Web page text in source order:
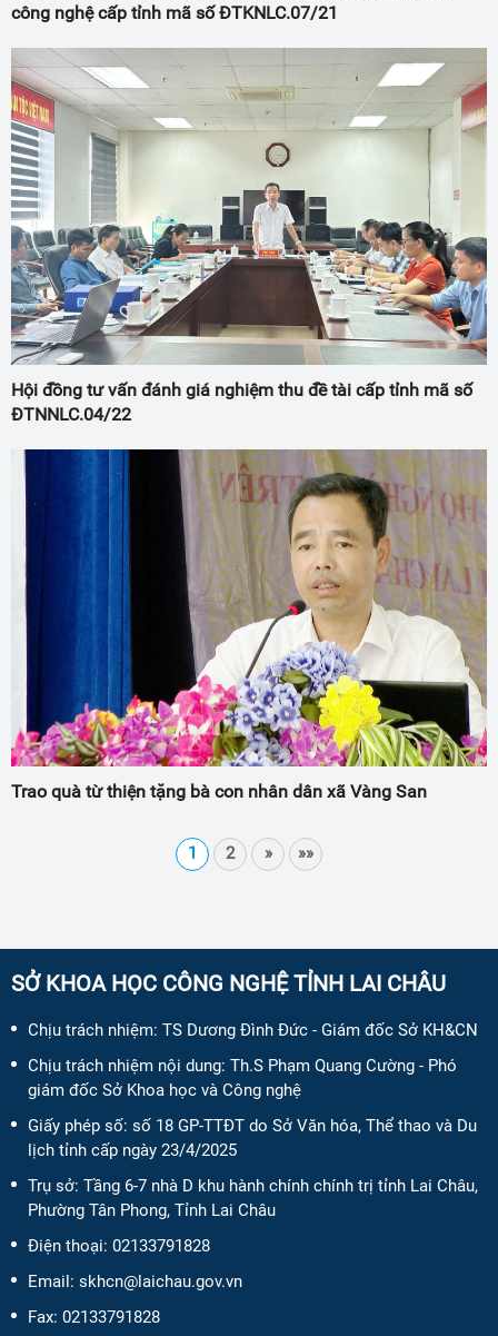
công nghệ cấp tỉnh mã số ĐTKNLC.07/21
Hội đồng tư vấn đánh giá nghiệm thu đề tài cấp tỉnh mã số
ĐTNNLC.04/22
Trao quà từ thiện tặng bà con nhân dân xã Vàng San
1 2 » »»
SỞ KHOA HỌC CÔNG NGHỆ TỈNH LAI CHÂU
Chịu trách nhiệm: TS Dương Đình Đức - Giám đốc Sở KH&CN
Chịu trách nhiệm nội dung: Th.S Phạm Quang Cường - Phó
giám đốc Sở Khoa học và Công nghệ
Giấy phép số: số 18 GP-TTĐT do Sở Văn hóa, Thể thao và Du
lịch tỉnh cấp ngày 23/4/2025
Trụ sở: Tầng 6-7 nhà D khu hành chính chính trị tỉnh Lai Châu,
Phường Tân Phong, Tỉnh Lai Châu
Điện thoại: 02133791828
Email: skhcn@laichau.gov.vn
Fax: 02133791828